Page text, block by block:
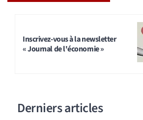
Inscrivez-vous à la newsletter
« Journal de l'économie »
Derniers articles